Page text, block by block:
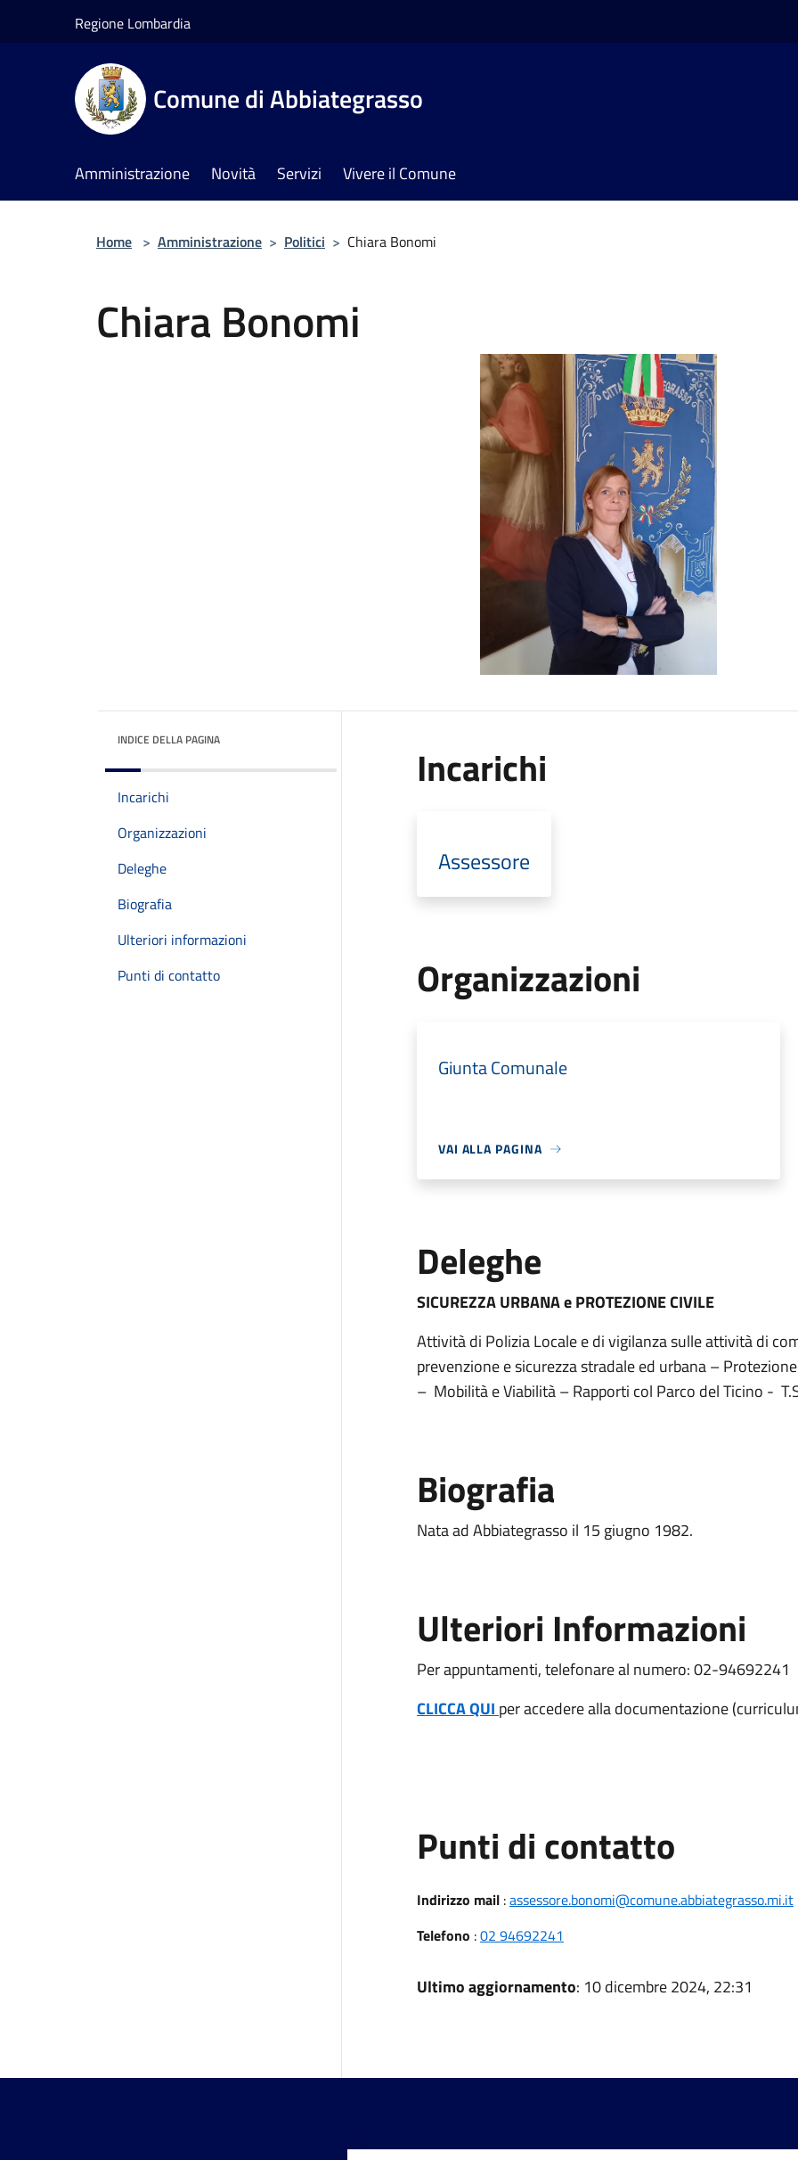
Regione Lombardia
Comune di Abbiategrasso
Amministrazione Novità Servizi Vivere il Comune
Home > Amministrazione > Politici > Chiara Bonomi
Chiara Bonomi
INDICE DELLA PAGINA
Incarichi
Organizzazioni
Deleghe
Biografia
Ulteriori informazioni
Punti di contatto
Incarichi
Assessore
Organizzazioni
Giunta Comunale
VAI ALLA PAGINA
Deleghe
SICUREZZA URBANA e PROTEZIONE CIVILE
Attività di Polizia Locale e di vigilanza sulle attività di
prevenzione e sicurezza stradale ed urbana –
– Mobilità e Viabilità – Rapporti col Parco del Ticino -
Biografia
Nata ad Abbiategrasso il 15 giugno 1982.
Ulteriori Informazioni
Per appuntamenti, telefonare al numero: 02-94692241
CLICCA QUI per accedere alla documentazione
Punti di contatto
Indirizzo mail:assessore.bonomi@comune.abbiategrasso.mi.it
Telefono :02 94692241
Ultimo aggiornamento: 10 dicembre 2024, 22:31